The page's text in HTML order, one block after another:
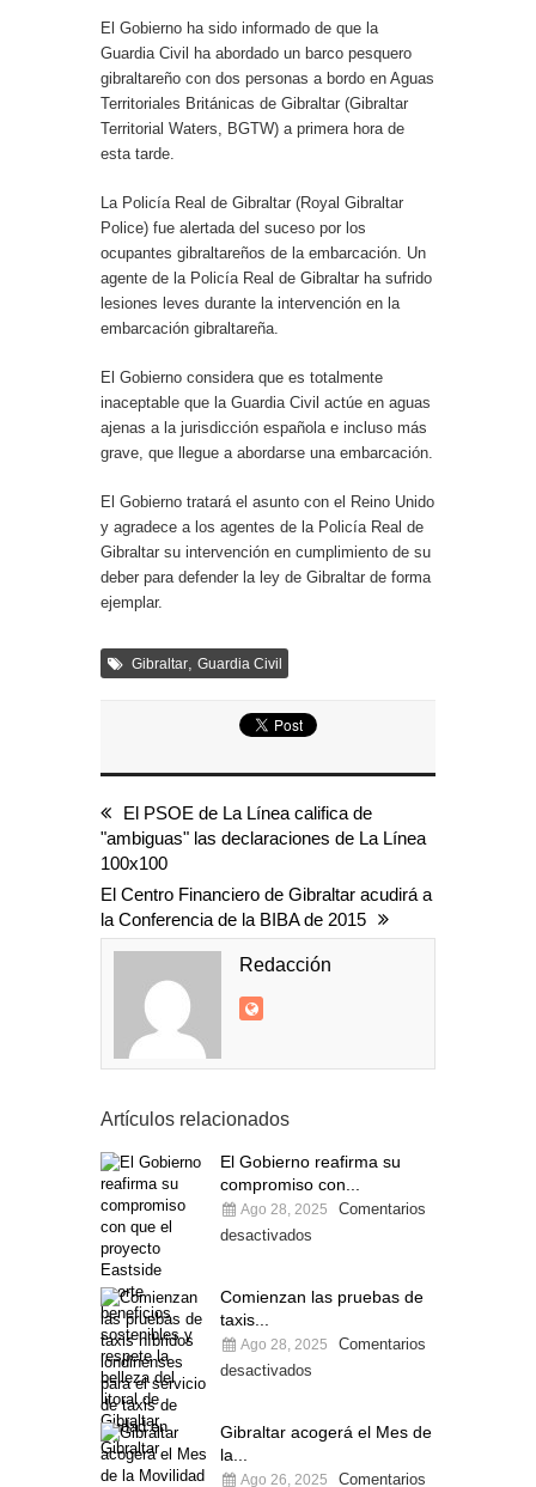
El Gobierno ha sido informado de que la
Guardia Civil ha abordado un barco pesquero
gibraltareño con dos personas a bordo en Aguas
Territoriales Británicas de Gibraltar (Gibraltar
Territorial Waters, BGTW) a primera hora de
esta tarde.
La Policía Real de Gibraltar (Royal Gibraltar
Police) fue alertada del suceso por los
ocupantes gibraltareños de la embarcación. Un
agente de la Policía Real de Gibraltar ha sufrido
lesiones leves durante la intervención en la
embarcación gibraltareña.
El Gobierno considera que es totalmente
inaceptable que la Guardia Civil actúe en aguas
ajenas a la jurisdicción española e incluso más
grave, que llegue a abordarse una embarcación.
El Gobierno tratará el asunto con el Reino Unido
y agradece a los agentes de la Policía Real de
Gibraltar su intervención en cumplimiento de su
deber para defender la ley de Gibraltar de forma
ejemplar.
Gibraltar Guardia Civil
El PSOE de La Línea califica de
"ambiguas" las declaraciones de La Línea
100x100
El Centro Financiero de Gibraltar acudirá a
la Conferencia de la BIBA de 2015
Redacción
Artículos relacionados
El Gobierno reafirma su
compromiso con...
Ago 28, 2025
Comentarios
desactivados
Comienzan las pruebas de
taxis...
Ago 28, 2025
Comentarios
desactivados
Gibraltar acogerá el Mes de
la...
Ago 26, 2025
Comentarios